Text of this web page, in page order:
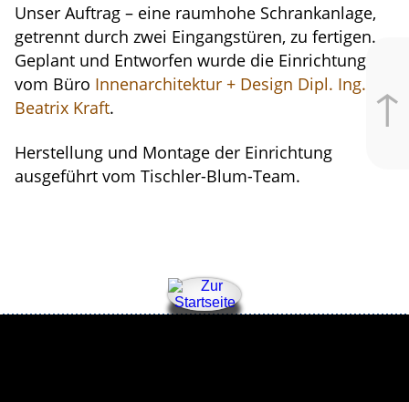
Unser Auftrag – eine raumhohe Schrank­anlage,
getrennt durch zwei Eingang­stüren, zu fertigen.
Geplant und Entworfen wurde die Einrichtung
vom Büro Innena­r­chi­tektur + Design Dipl. Ing.
Beatrix Kraft.
Herstellung und Montage der Einrichtung
ausgeführt vom Tischler-Blum-Team.
↑